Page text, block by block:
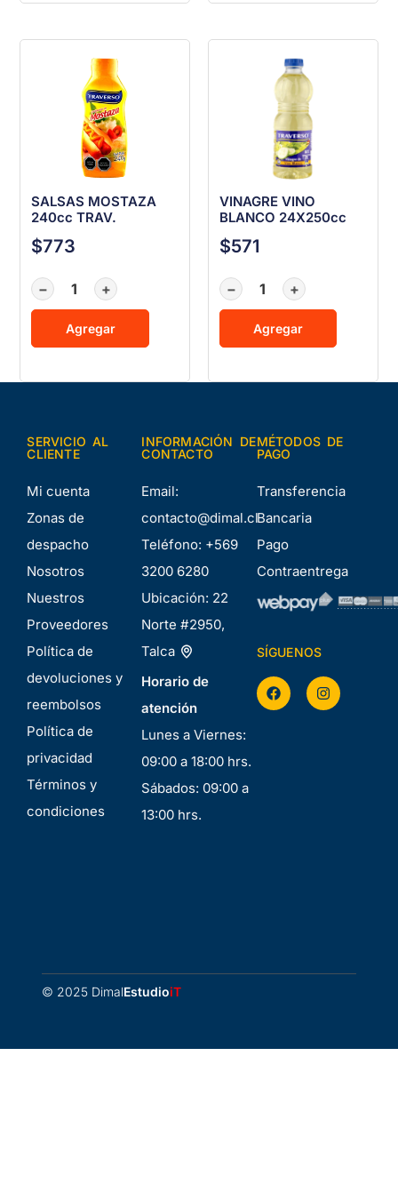
SALSAS MOSTAZA
240cc TRAV.
$773
− +
Agregar
VINAGRE VINO
BLANCO 24X250cc
$571
− +
Agregar
SERVICIO AL
CLIENTE
Mi cuenta
Zonas de
despacho
Nosotros
Nuestros
Proveedores
Política de
devoluciones y
reembolsos
Política de
privacidad
Términos y
condiciones
INFORMACIÓN DE
CONTACTO
Email:
contacto@dimal.cl
Teléfono: +569
3200 6280
Ubicación: 22
Norte #2950,
Talca
Horario de
atención
Lunes a Viernes:
09:00 a 18:00 hrs.
Sábados: 09:00 a
13:00 hrs.
MÉTODOS DE
PAGO
Transferencia
Bancaria
Pago
Contraentrega
SÍGUENOS
© 2025 DimalEstudioiT